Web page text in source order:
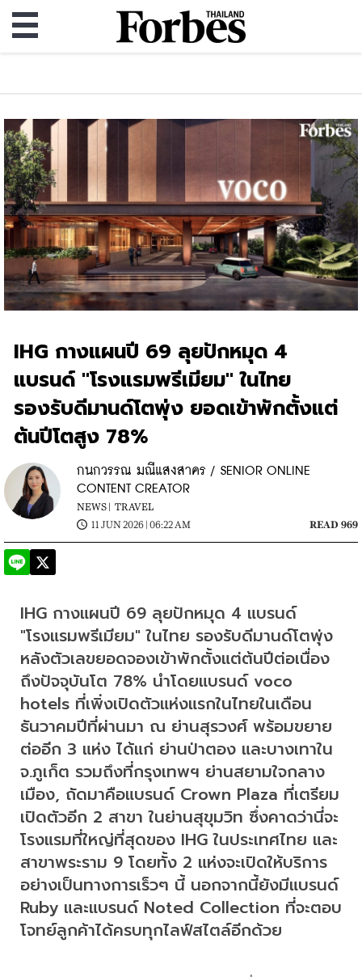
IHG กางแผนปี 69 ลุยปักหมุด 4
แบรนด์ "โรงแรมพรีเมียม" ในไทย
รองรับดีมานด์โตพุ่ง ยอดเข้าพักตั้งแต่
ต้นปีโตสูง 78%
กนกวรรณ มณีแสงสาคร / SENIOR ONLINE
CONTENT CREATOR
NEWS | TRAVEL
11 JUN 2026 | 06:22 AM
READ 969
IHG กางแผนปี 69 ลุยปักหมุด 4 แบรนด์
"โรงแรมพรีเมียม" ในไทย รองรับดีมานด์โตพุ่ง
หลังตัวเลขยอดจองเข้าพักตั้งแต่ต้นปีต่อเนื่อง
ถึงปัจจุบันโต 78% นำโดยแบรนด์ voco
hotels ที่เพิ่งเปิดตัวแห่งแรกในไทยในเดือน
ธันวาคมปีที่ผ่านมา ณ ย่านสุรวงศ์ พร้อมขยาย
ต่ออีก 3 แห่ง ได้แก่ ย่านป่าตอง และบางเทาใน
จ.ภูเก็ต รวมถึงที่กรุงเทพฯ ย่านสยามใจกลาง
เมือง, ถัดมาคือแบรนด์ Crown Plaza ที่เตรียม
เปิดตัวอีก 2 สาขา ในย่านสุขุมวิท ซึ่งคาดว่านี่จะ
โรงแรมที่ใหญ่ที่สุดของ IHG ในประเทศไทย และ
สาขาพระราม 9 โดยทั้ง 2 แห่งจะเปิดให้บริการ
อย่างเป็นทางการเร็วๆ นี้ นอกจากนี้ยังมีแบรนด์
Ruby และแบรนด์ Noted Collection ที่จะตอบ
โจทย์ลูกค้าได้ครบทุกไลฟ์สไตล์อีกด้วย